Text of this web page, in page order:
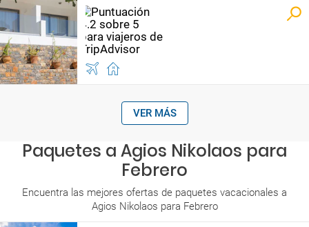
VER MÁS
Paquetes a Agios Nikolaos para
Febrero
Encuentra las mejores ofertas de paquetes vacacionales a
Agios Nikolaos para Febrero